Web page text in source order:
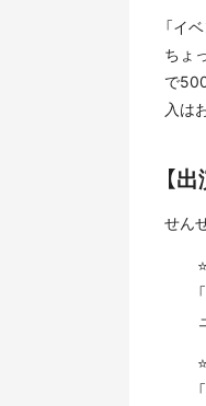
「イ
ちょ
で
入は
【
せん